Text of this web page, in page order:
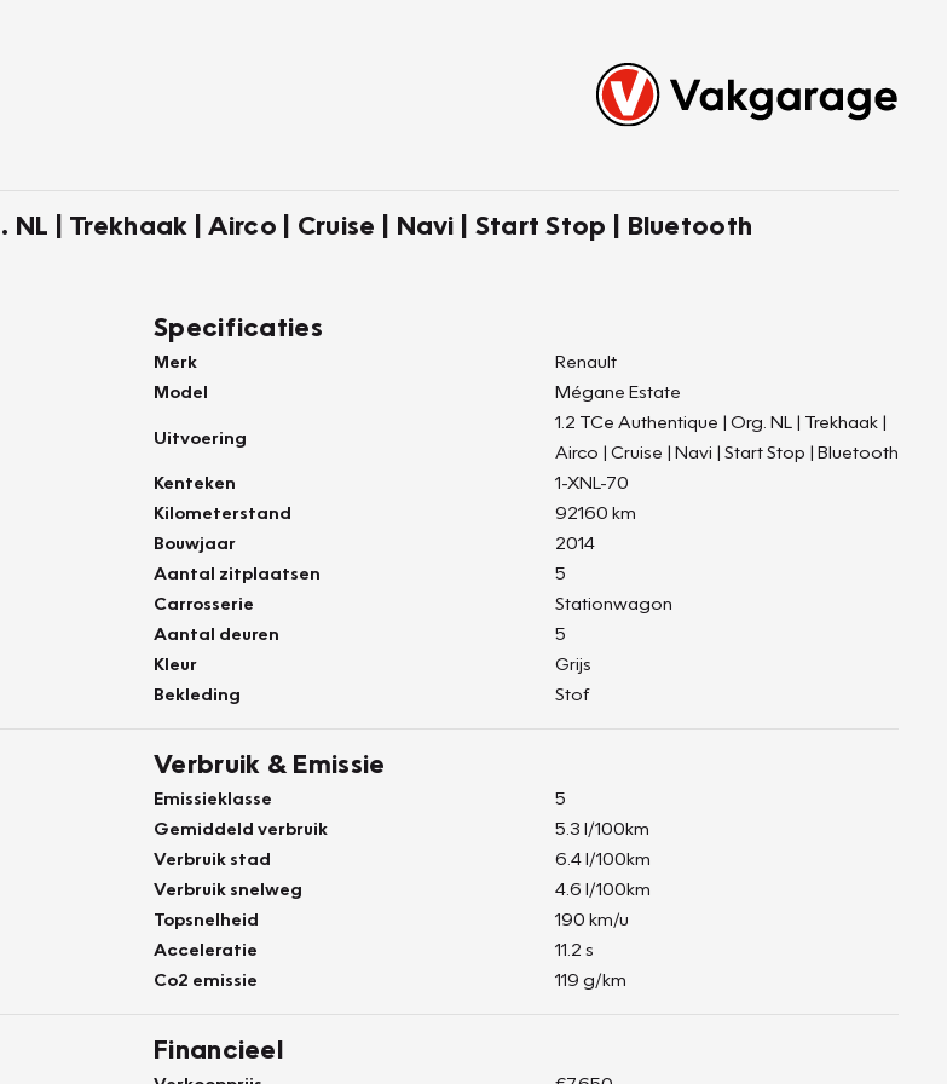
| Trekhaak | Airco | Cruise | Navi | Start Stop | Bluetooth
Specificaties
Merk
Renault
Model
Mégane Estate
Uitvoering
1.2 TCe Authentique | Org. NL | Trekhaak |
Airco | Cruise | Navi | Start Stop | Bluetooth
Kenteken
1-XNL-70
Kilometerstand
92160 km
Bouwjaar
2014
Aantal zitplaatsen
5
Carrosserie
Stationwagon
Aantal deuren
5
Kleur
Grijs
Bekleding
Stof
Verbruik & Emissie
Emissieklasse
5
Gemiddeld verbruik
5.3 l/100km
Verbruik stad
6.4 l/100km
Verbruik snelweg
4.6 l/100km
Topsnelheid
190 km/u
Acceleratie
11.2 s
Co2 emissie
119 g/km
Financieel